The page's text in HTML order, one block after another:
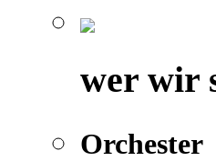
wer wir
Orchester